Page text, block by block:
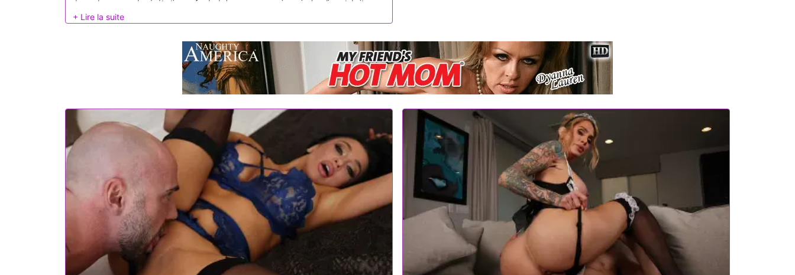
demandes, un peu de pénétration profonde de la queue, gros seins qui rebondissent droit en
baiser.